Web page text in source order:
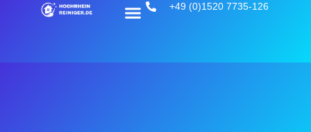
+49 (0)1520 7735-126